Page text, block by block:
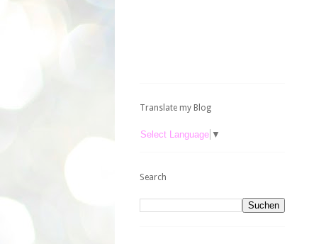
Translate my Blog
Select Language ▼
Search